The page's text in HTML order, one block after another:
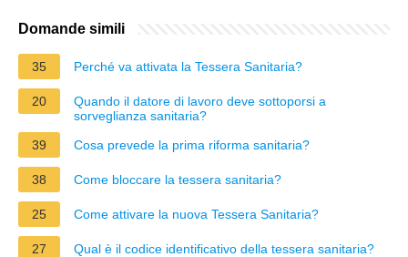
Domande simili
35 Perché va attivata la Tessera Sanitaria?
20
Quando il datore di lavoro deve sottoporsi a
sorveglianza sanitaria?
39
Cosa prevede la prima riforma sanitaria?
38 Come bloccare la tessera sanitaria?
25 Come attivare la nuova Tessera Sanitaria?
27 Qual è il codice identificativo della tessera sanitaria?